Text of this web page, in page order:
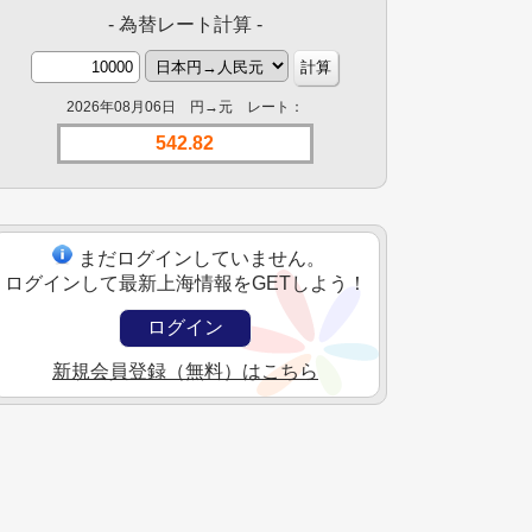
- 為替レート計算 -
2026年08月06日 円→元 レート：
542.82
まだログインしていません。
ログインして最新上海情報をGETしよう！
ログイン
新規会員登録（無料）はこちら